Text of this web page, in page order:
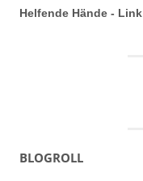
Helfende Hände - Link
BLOGROLL